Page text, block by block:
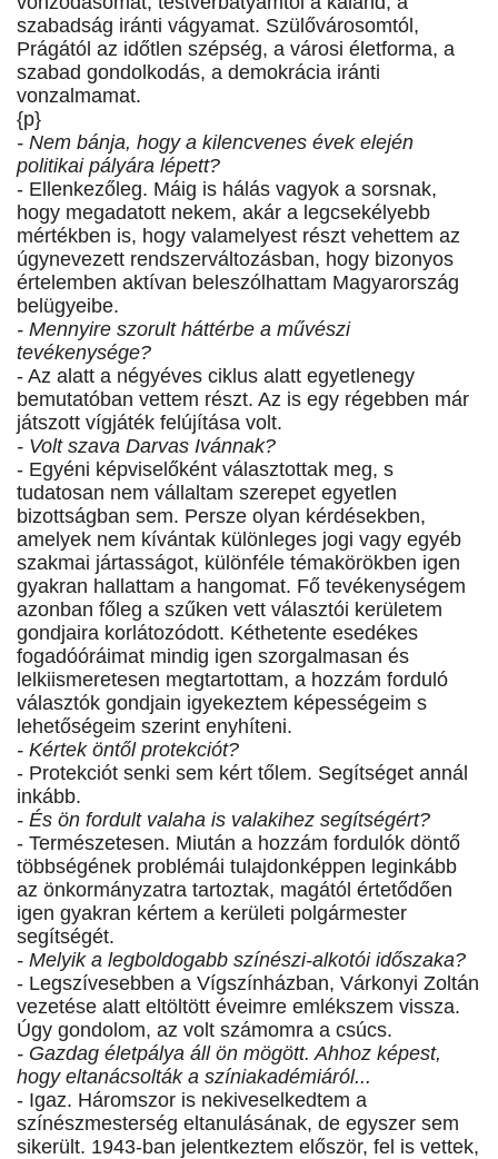
szabadság iránti vágyamat. Szülővárosomtól,
Prágától az időtlen szépség, a városi életforma, a
szabad gondolkodás, a demokrácia iránti
vonzalmamat.
{p}
- Nem bánja, hogy a kilencvenes évek elején
politikai pályára lépett?
- Ellenkezőleg. Máig is hálás vagyok a sorsnak,
hogy megadatott nekem, akár a legcsekélyebb
mértékben is, hogy valamelyest részt vehettem az
úgynevezett rendszerváltozásban, hogy bizonyos
értelemben aktívan beleszólhattam Magyarország
belügyeibe.
- Mennyire szorult háttérbe a művészi
tevékenysége?
- Az alatt a négyéves ciklus alatt egyetlenegy
bemutatóban vettem részt. Az is egy régebben már
játszott vígjáték felújítása volt.
- Volt szava Darvas Ivánnak?
- Egyéni képviselőként választottak meg, s
tudatosan nem vállaltam szerepet egyetlen
bizottságban sem. Persze olyan kérdésekben,
amelyek nem kívántak különleges jogi vagy egyéb
szakmai jártasságot, különféle témakörökben igen
gyakran hallattam a hangomat. Fő tevékenységem
azonban főleg a szűken vett választói kerületem
gondjaira korlátozódott. Kéthetente esedékes
fogadóóráimat mindig igen szorgalmasan és
lelkiismeretesen megtartottam, a hozzám forduló
választók gondjain igyekeztem képességeim s
lehetőségeim szerint enyhíteni.
- Kértek öntől protekciót?
- Protekciót senki sem kért tőlem. Segítséget annál
inkább.
- És ön fordult valaha is valakihez segítségért?
- Természetesen. Miután a hozzám fordulók döntő
többségének problémái tulajdonképpen leginkább
az önkormányzatra tartoztak, magától értetődően
igen gyakran kértem a kerületi polgármester
segítségét.
- Melyik a legboldogabb színészi-alkotói időszaka?
- Legszívesebben a Vígszínházban, Várkonyi Zoltán
vezetése alatt eltöltött éveimre emlékszem vissza.
Úgy gondolom, az volt számomra a csúcs.
- Gazdag életpálya áll ön mögött. Ahhoz képest,
hogy eltanácsolták a színiakadémiáról...
- Igaz. Háromszor is nekiveselkedtem a
színészmesterség eltanulásának, de egyszer sem
sikerült. 1943-ban jelentkeztem először, fel is vettek,